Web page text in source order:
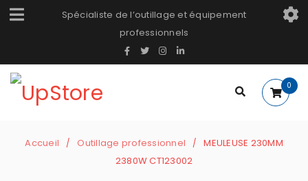
Spécialiste de l’outillage et équipement
professionnels
0
Accueil / Outillage professionnel /
MEULEUSE 230MM
2380W CT123002